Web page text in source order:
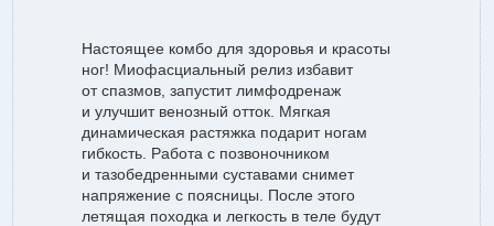
Настоящее комбо для здоровья и красоты
ног! Миофасциальный релиз избавит
от спазмов, запустит лимфодренаж
и улучшит венозный отток. Мягкая
динамическая растяжка подарит ногам
гибкость. Работа с позвоночником
и тазобедренными суставами снимет
напряжение с поясницы. После этого
летящая походка и легкость в теле будут